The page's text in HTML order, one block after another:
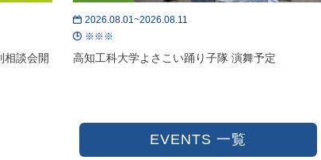
相談会開
2026.08.01~2026.08.11
※※※
高知工科大学よさこい踊り子隊 演舞予定
EVENTS 一覧